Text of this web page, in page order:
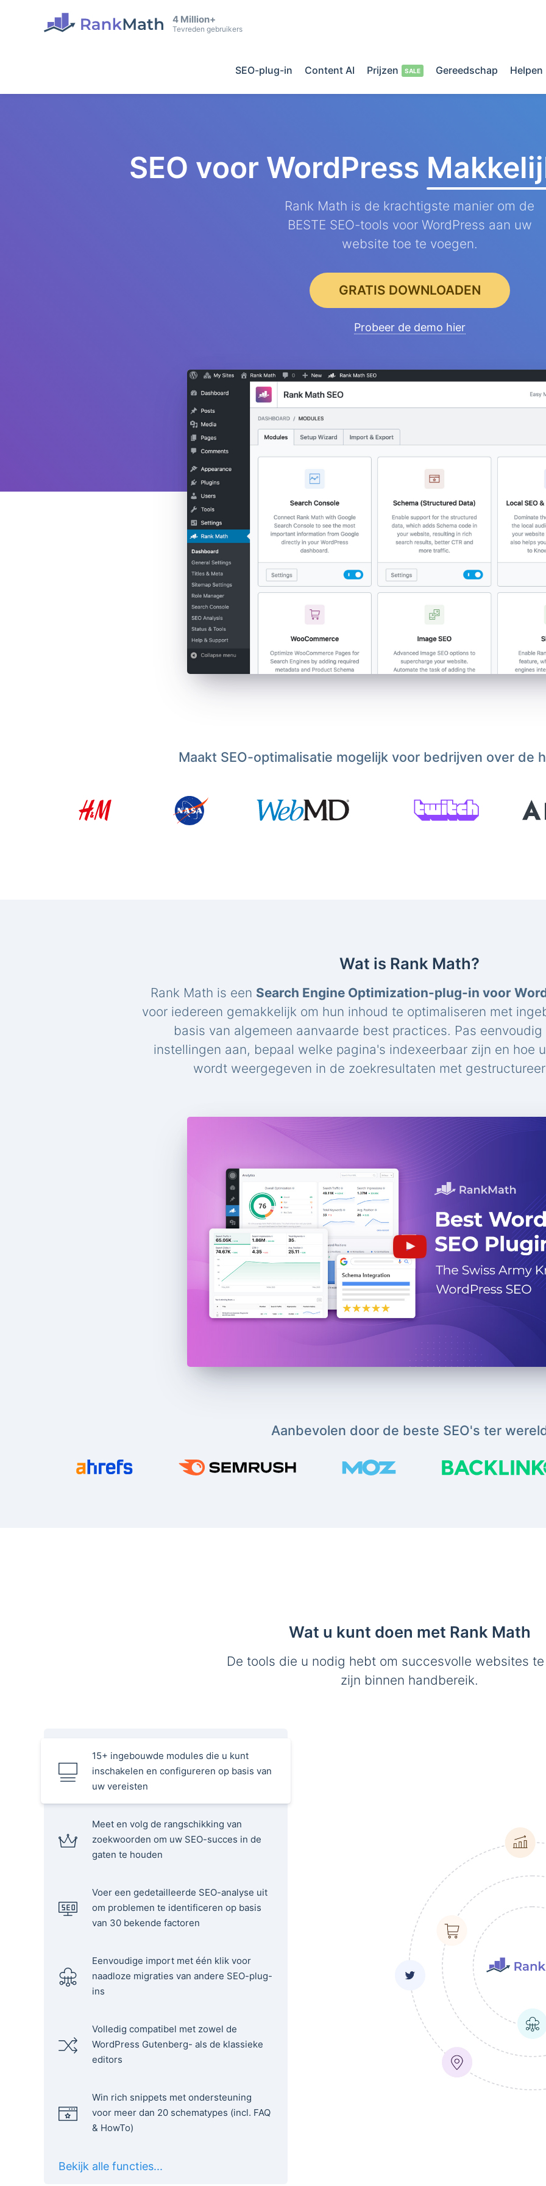
4 Million+
Tevreden gebruikers
SEO-plug-in Content AI Prijzen Gereedschap Helpen
SEO voor WordPress
Rank Math is de krachtigste manier om de
BESTE SEO-tools voor WordPress aan uw
website toe te voegen.
GRATIS DOWNLOADEN
Probeer de demo hier
Maakt SEO-optimalisatie mogelijk voor bedrijven over de
Wat is Rank Math?
Rank Math is een Search Engine Optimization-plug-in voor
voor iedereen gemakkelijk om hun inhoud te optimaliseren met
basis van algemeen aanvaarde best practices. Pas
instellingen aan, bepaal welke pagina's indexeerbaar zijn en hoe
wordt weergegeven in de zoekresultaten met
Aanbevolen door de beste SEO's ter
Wat u kunt doen met Rank Math
De tools die u nodig hebt om succesvolle websites
zijn binnen handbereik.
15+ ingebouwde modules die u kunt
inschakelen en configureren op basis van
uw vereisten
Meet en volg de rangschikking van
zoekwoorden om uw SEO-succes in de
gaten te houden
Voer een gedetailleerde SEO-analyse uit
om problemen te identificeren op basis
van 30 bekende factoren
Eenvoudige import met één klik voor
naadloze migraties van andere SEO-plug-
ins
Volledig compatibel met zowel de
WordPress Gutenberg- als de klassieke
editors
Win rich snippets met ondersteuning
voor meer dan 20 schematypes (incl. FAQ
& HowTo)
Bekijk alle functies...